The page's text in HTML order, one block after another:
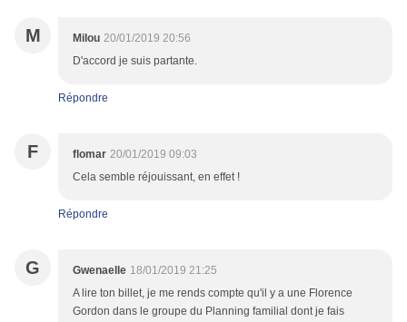
M Milou 20/01/2019 20:56
D'accord je suis partante.
Répondre
F flomar 20/01/2019 09:03
Cela semble réjouissant, en effet !
Répondre
G Gwenaelle 18/01/2019 21:25
A lire ton billet, je me rends compte qu'il y a une Florence
Gordon dans le groupe du Planning familial dont je fais